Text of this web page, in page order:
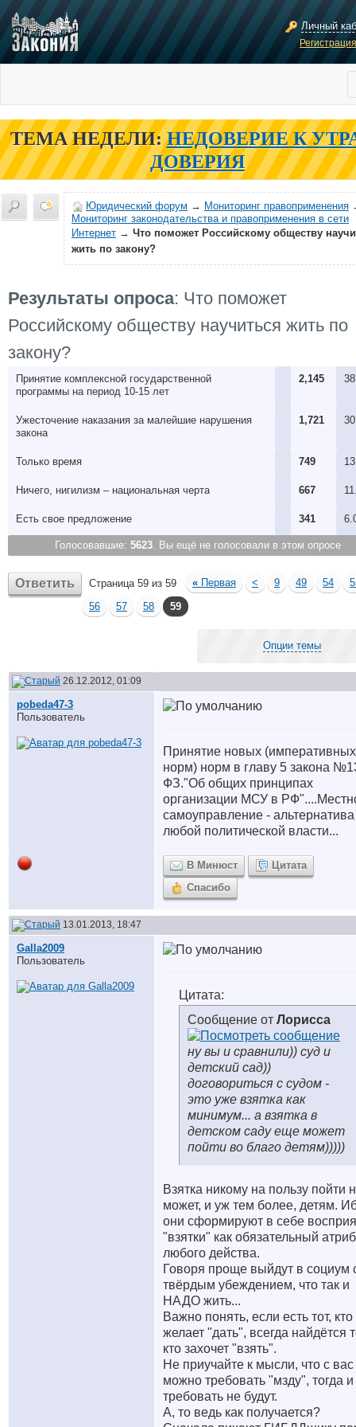
Личный
ТЕМА НЕДЕЛИ: НЕДОВЕРИЕ К
ДОВЕРИЯ
Юридический форум → Мониторинг правоприменения
Мониторинг законодательства и правоприменения в сети
Интернет → Что поможет Российскому обществу
жить по закону?
Результаты опроса: Что поможет
Российскому обществу научиться жить по
закону?
Принятие комплексной государственной
программы на период 10-15 лет
2,145
Ужесточение наказания за малейшие нарушения
закона
1,721
Только время 749
Ничего, нигилизм – национальная черта 667
Есть свое предложениe 341
Голосовавшие: 5623. Вы ещё не голосовали в этом опросе
Ответить Страница 59 из 59 « Первая < 9 49 54
56
57 58 59
Опции темы
26.12.2012, 01:09
pobeda47-3
Пользователь
Принятие новых (императивных
норм) норм в главу 5 закона
ФЗ."Об общих принципах
организации МСУ в
самоуправление - альтернатива
любой политической власти...
В Минюст
Цитата
Спасибо
13.01.2013, 18:47
Galla2009
Пользователь
Цитата:
Сообщение от Лорисса
ну вы и сравнили)) суд и
детский сад))
договориться с судом -
это уже взятка как
минимум... а взятка в
детском саду еще может
пойти во благо детям)))))
Взятка никому на пользу пойти
может, и уж тем более, детям.
они сформируют в себе
"взятки" как обязательный
любого действа.
Говоря проще выйдут в социум
твёрдым убеждением, что так и
НАДО жить...
Важно понять, если есть тот, кто
желает "дать", всегда найдётся
кто захочет "взять".
Не приучайте к мысли, что с вас
можно требовать "мзду", тогда и
требовать не будут.
А, то ведь как получается?